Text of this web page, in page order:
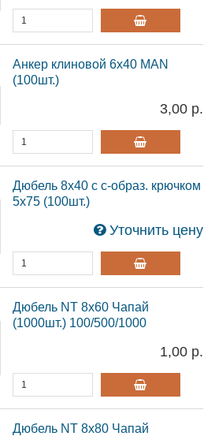
Анкер клиновой 6х40 MAN
(100шт.)
3,00 р.
Дюбель 8х40 с с-образ. крючком
5х75 (100шт.)
Уточнить цену
Дюбель NT 8х60 Чапай
(1000шт.) 100/500/1000
1,00 р.
Дюбель NT 8х80 Чапай